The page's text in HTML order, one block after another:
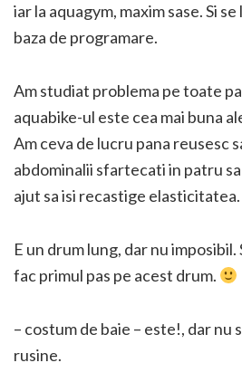
iar la aquagym, maxim sase. Si
baza de programare.
Am studiat problema pe toate
aquabike-ul este cea mai buna
Am ceva de lucru pana reusesc
abdominalii sfartecati in patru
ajut sa isi recastige elasticitatea.
E un drum lung, dar nu imposibil.
fac primul pas pe acest drum.
– costum de baie – este!, dar nu
rusine.